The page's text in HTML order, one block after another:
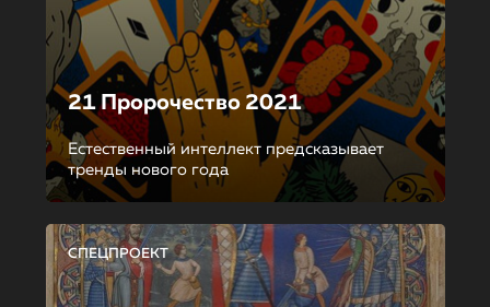
21 Пророчество 2021
Естественный интеллект предсказывает
тренды нового года
СПЕЦПРОЕКТ